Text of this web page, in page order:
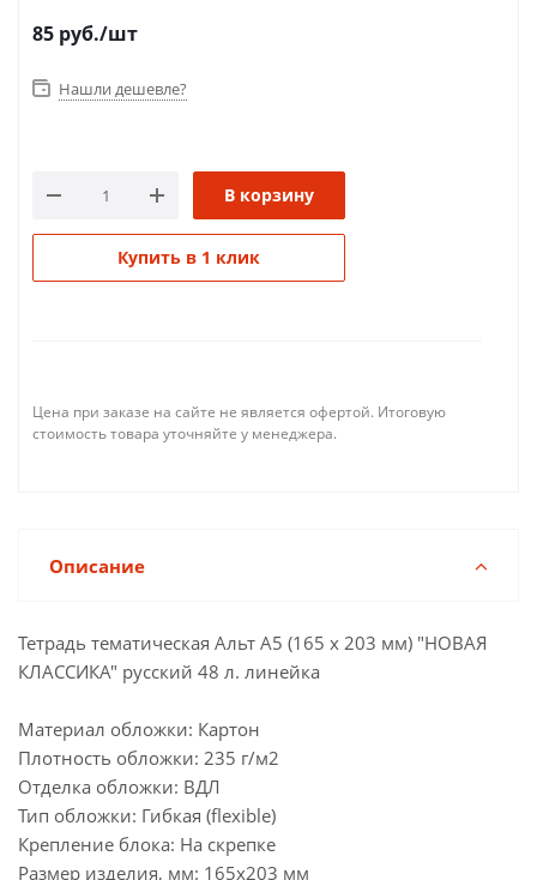
85 руб./шт
Нашли дешевле?
В корзину
Купить в 1 клик
Цена при заказе на сайте не является офертой. Итоговую
стоимость товара уточняйте у менеджера.
Описание
Тетрадь тематическая Альт А5 (165 х 203 мм) "НОВАЯ
КЛАССИКА" русский 48 л. линейка
Материал обложки: Картон
Плотность обложки: 235 г/м2
Отделка обложки: ВДЛ
Тип обложки: Гибкая (flexible)
Крепление блока: На скрепке
Размер изделия, мм: 165х203 мм